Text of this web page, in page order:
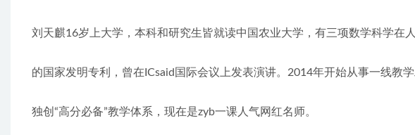
刘天麒16岁上大学，本科和研究生皆就读中国农业大学，有三项数学科学在
的国家发明专利，曾在ICsaid国际会议上发表演讲。2014年开始从事一线教学
独创“高分必备”教学体系，现在是zyb一课人气网红名师。